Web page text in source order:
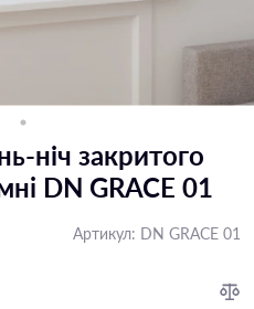
ніч закритого
DN GRACE 01
Артикул: DN GRACE 01